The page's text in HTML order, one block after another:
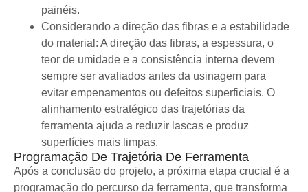
painéis.
Considerando a direção das fibras e a estabilidade
do material: A direção das fibras, a espessura, o
teor de umidade e a consistência interna devem
sempre ser avaliados antes da usinagem para
evitar empenamentos ou defeitos superficiais. O
alinhamento estratégico das trajetórias da
ferramenta ajuda a reduzir lascas e produz
superfícies mais limpas.
Programação De Trajetória De Ferramenta
Após a conclusão do projeto, a próxima etapa crucial é a
programação do percurso da ferramenta, que transforma